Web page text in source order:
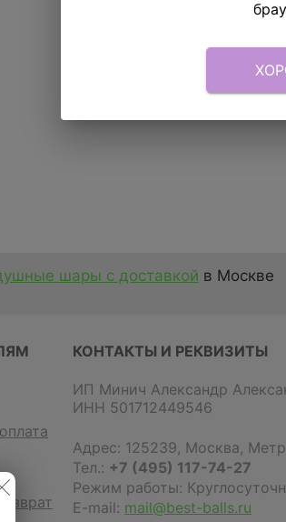
шары с доставкой в Москве
КОНТАКТЫ И РЕКВИЗИТЫ
ИП Минич Александр
ИНН 501712449546
Адрес: 125239, Москва,
Тел.: +7 (495) 117-74-27
Режим работы:
E-mail: mail@best-balls.ru